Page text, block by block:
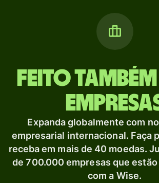
Feito
Expanda globalmente com
empresarial internacional. Faça
receba em mais de 40 moedas.
de 700.000 empresas que
com a Wise.